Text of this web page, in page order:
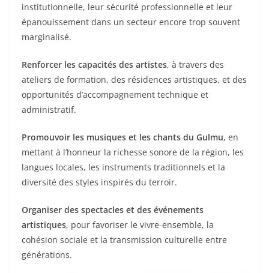
institutionnelle, leur sécurité professionnelle et leur
épanouissement dans un secteur encore trop souvent
marginalisé.
Renforcer les capacités des artistes, à travers des
ateliers de formation, des résidences artistiques, et des
opportunités d’accompagnement technique et
administratif.
Promouvoir les musiques et les chants du Gulmu, en
mettant à l’honneur la richesse sonore de la région, les
langues locales, les instruments traditionnels et la
diversité des styles inspirés du terroir.
Organiser des spectacles et des événements
artistiques, pour favoriser le vivre-ensemble, la
cohésion sociale et la transmission culturelle entre
générations.